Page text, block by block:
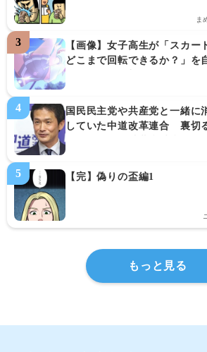
ま
【画像】女子高生が「スカー
どこまで回転できるか？」を
国民民主党や共産党と一緒に
していた中道改革連合　裏切
【完】偽りの盃編1
もっと見る